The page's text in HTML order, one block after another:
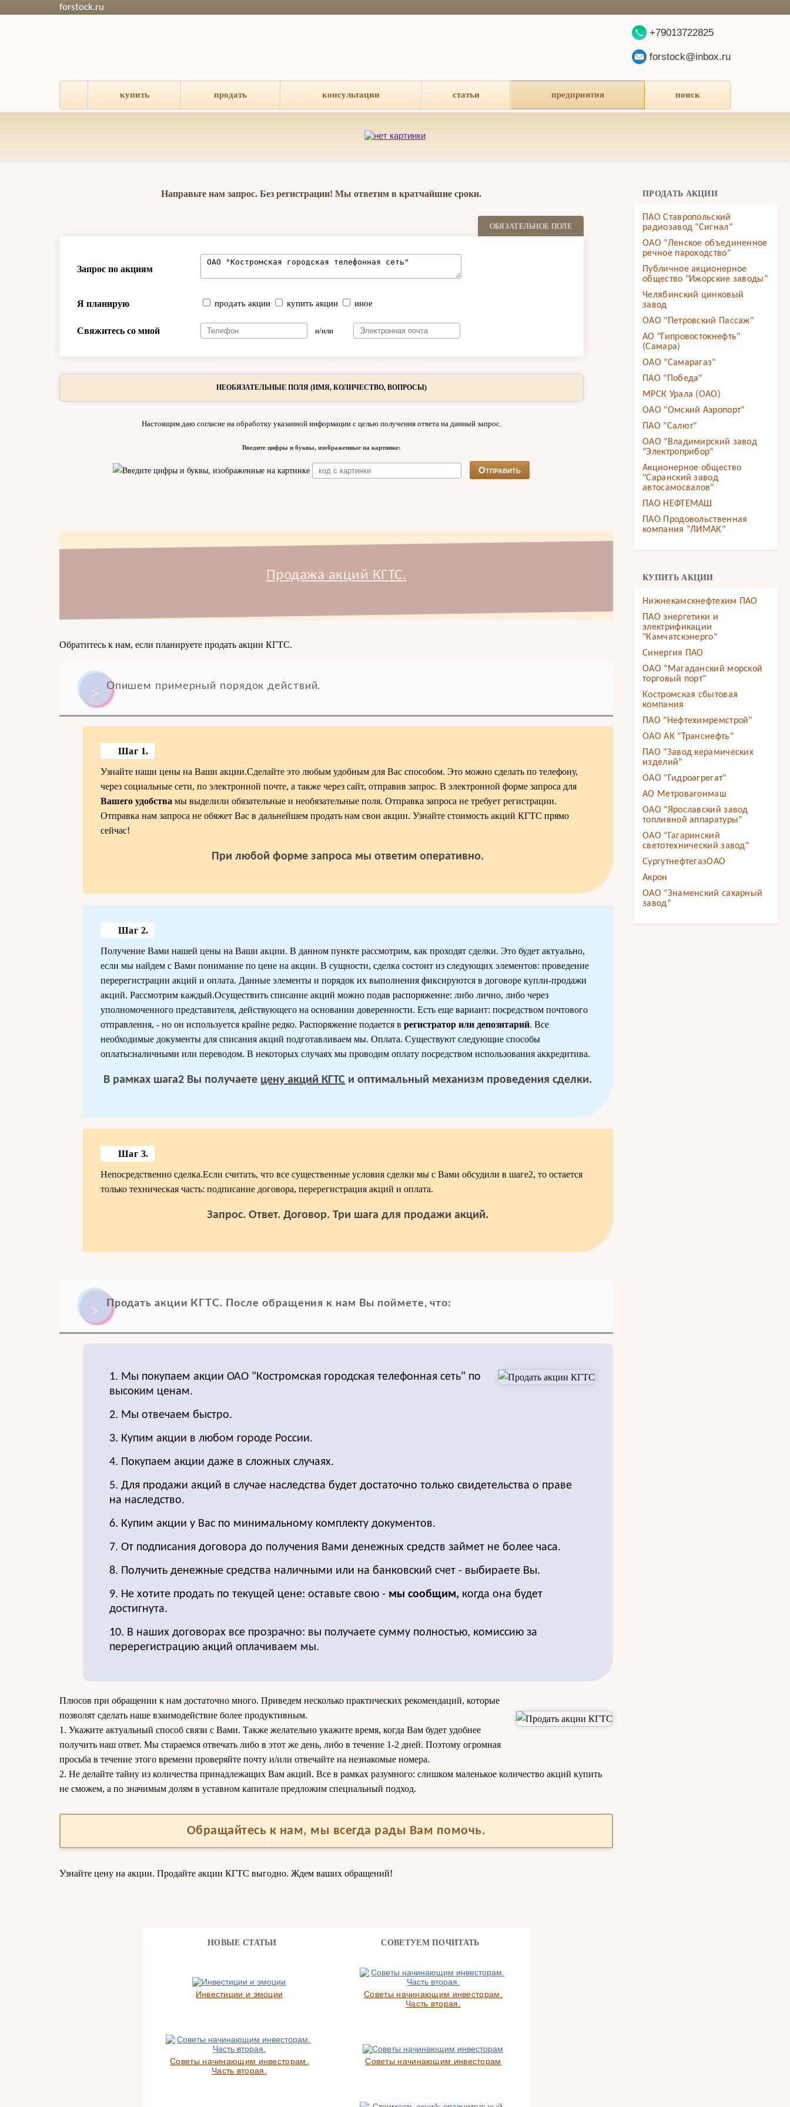
forstock.ru
+79013722825
forstock@inbox.ru
купить продать консультации статьи предприятия поиск
Направьте нам запрос. Без регистрации! Мы ответим в кратчайшие сроки.
ОБЯЗАТЕЛЬНОЕ ПОЛЕ
Запрос по акциям
Я планирую продать акции купить акции иное
Свяжитесь со мной и/или
НЕОБЯЗАТЕЛЬНЫЕ ПОЛЯ (ИМЯ, КОЛИЧЕСТВО, ВОПРОСЫ)
Настоящим даю согласие на обработку указанной информации с целью получения ответа на данный запрос.
Введите цифры и буквы, изображенные на картинке:
Продажа акций КГТС.
Обратитесь к нам, если планируете продать акции КГТС.
Опишем примерный порядок действий.
Шаг 1.
Узнайте наши цены на Ваши акции.Сделайте это любым удобным для Вас способом. Это можно сделать по телефону,
через социальные сети, по электронной почте, а также через сайт, отправив запрос. В электронной форме запроса для
Вашего удобства мы выделили обязательные и необязательные поля. Отправка запроса не требует регистрации.
Отправка нам запроса не обяжет Вас в дальнейшем продать нам свои акции. Узнайте стоимость акций КГТС прямо
сейчас!
При любой форме запроса мы ответим оперативно.
Шаг 2.
Получение Вами нашей цены на Ваши акции. В данном пункте рассмотрим, как проходят сделки. Это будет актуально,
если мы найдем с Вами понимание по цене на акции. В сущности, сделка состоит из следующих элементов: проведение
перерегистрации акций и оплата. Данные элементы и порядок их выполнения фиксируются в договоре купли-продажи
акций. Рассмотрим каждый.Осуществить списание акций можно подав распоряжение: либо лично, либо через
уполномоченного представителя, действующего на основании доверенности. Есть еще вариант: посредством почтового
отправления, - но он используется крайне редко. Распоряжение подается в регистратор или депозитарий. Все
необходимые документы для списания акций подготавливаем мы. Оплата. Существуют следующие способы
оплаты:наличными или переводом. В некоторых случаях мы проводим оплату посредством использования аккредитива.
В рамках шага2 Вы получаете цену акций КГТС и оптимальный механизм проведения сделки.
Шаг 3.
Непосредственно сделка.Если считать, что все существенные условия сделки мы с Вами обсудили в шаге2, то остается
только техническая часть: подписание договора, перерегистрация акций и оплата.
Запрос. Ответ. Договор. Три шага для продажи акций.
Продать акции КГТС. После обращения к нам Вы поймете, что:
1. Мы покупаем акции ОАО "Костромская городская телефонная сеть" по
высоким ценам.
2. Мы отвечаем быстро.
3. Купим акции в любом городе России.
4. Покупаем акции даже в сложных случаях.
5. Для продажи акций в случае наследства будет достаточно только свидетельства о праве
на наследство.
6. Купим акции у Вас по минимальному комплекту документов.
7. От подписания договора до получения Вами денежных средств займет не более часа.
8. Получить денежные средства наличными или на банковский счет - выбираете Вы.
9. Не хотите продать по текущей цене: оставьте свою - мы сообщим, когда она будет
достигнута.
10. В наших договорах все прозрачно: вы получаете сумму полностью, комиссию за
перерегистрацию акций оплачиваем мы.
Плюсов при обращении к нам достаточно много. Приведем несколько практических рекомендаций, которые
позволят сделать наше взаимодействие более продуктивным.
1. Укажите актуальный способ связи с Вами. Также желательно укажите время, когда Вам будет удобнее
получить наш ответ. Мы стараемся отвечать либо в этот же день, либо в течение 1-2 дней. Поэтому огромная
просьба в течение этого времени проверяйте почту и/или отвечайте на незнакомые номера.
2. Не делайте тайну из количества принадлежащих Вам акций. Все в рамках разумного: слишком маленькое количество акций купить
не сможем, а по значимым долям в уставном капитале предложим специальный подход.
Обращайтесь к нам, мы всегда рады Вам помочь.
Узнайте цену на акции. Продайте акции КГТС выгодно. Ждем ваших обращений!
НОВЫЕ СТАТЬИ СОВЕТУЕМ ПОЧИТАТЬ
Инвестиции и эмоции
Советы начинающим инвесторам.
Часть вторая.
Советы начинающим инвесторам.
Часть вторая.
Советы начинающим инвесторам
ПРОДАТЬ АКЦИИ
ПАО Ставропольский
радиозавод "Сигнал"
ОАО "Ленское объединенное
речное пароходство"
Публичное акционерное
общество "Ижорские заводы"
Челябинский цинковый
завод
ОАО "Петровский Пассаж"
АО "Гипровостокнефть"
(Самара)
ОАО "Самарагаз"
ПАО "Победа"
МРСК Урала (ОАО)
ОАО "Омский Аэропорт"
ПАО "Салют"
ОАО "Владимирский завод
"Электроприбор"
Акционерное общество
"Саранский завод
автосамосвалов"
ПАО НЕФТЕМАШ
ПАО Продовольственная
компания "ЛИМАК"
КУПИТЬ АКЦИИ
Нижнекамскнефтехим ПАО
ПАО энергетики и
электрификации
"Камчатскэнерго"
Синергия ПАО
ОАО "Магаданский морской
торговый порт"
Костромская сбытовая
компания
ПАО "Нефтехимремстрой"
ОАО АК "Транснефть"
ПАО "Завод керамических
изделий"
ОАО "Гидроагрегат"
АО Метровагонмаш
ОАО "Ярославский завод
топливной аппаратуры"
ОАО "Гагаринский
светотехнический завод"
СургутнефтегазОАО
Акрон
ОАО "Знаменский сахарный
завод"